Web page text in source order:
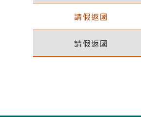
請假返國
請假返國